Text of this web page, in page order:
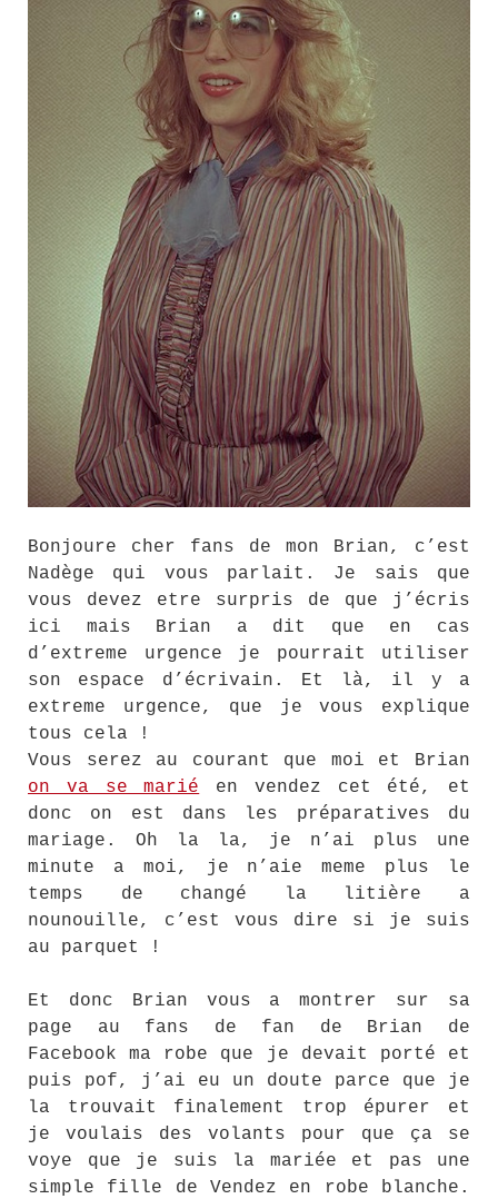
Bonjoure cher fans de mon Brian, c’est
Nadège qui vous parlait. Je sais que
vous devez etre surpris de que j’écris
ici mais Brian a dit que en cas
d’extreme urgence je pourrait utiliser
son espace d’écrivain. Et là, il y a
extreme urgence, que je vous explique
tous cela !
Vous serez au courant que moi et Brian
on va se marié en vendez cet été, et
donc on est dans les préparatives du
mariage. Oh la la, je n’ai plus une
minute a moi, je n’aie meme plus le
temps de changé la litière a
nounouille, c’est vous dire si je suis
au parquet !
Et donc Brian vous a montrer sur sa
page au fans de fan de Brian de
Facebook ma robe que je devait porté et
puis pof, j’ai eu un doute parce que je
la trouvait finalement trop épurer et
je voulais des volants pour que ça se
voye que je suis la mariée et pas une
simple fille de Vendez en robe blanche.